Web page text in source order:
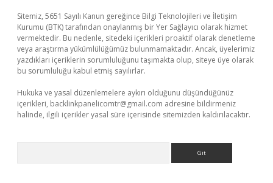
Sitemiz, 5651 Sayılı Kanun gereğince Bilgi Teknolojileri ve İletişim
Kurumu (BTK) tarafından onaylanmış bir Yer Sağlayıcı olarak hizmet
vermektedir. Bu nedenle, sitedeki içerikleri proaktif olarak denetleme
veya araştırma yükümlülüğümüz bulunmamaktadır. Ancak, üyelerimiz
yazdıkları içeriklerin sorumluluğunu taşımakta olup, siteye üye olarak
bu sorumluluğu kabul etmiş sayılırlar.
Hukuka ve yasal düzenlemelere aykırı olduğunu düşündüğünüz
içerikleri, backlinkpanelicomtr@gmail.com adresine bildirmeniz
halinde, ilgili içerikler yasal süre içerisinde sitemizden kaldırılacaktır.